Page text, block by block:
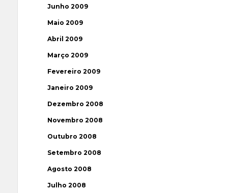
Junho 2009
Maio 2009
Abril 2009
Março 2009
Fevereiro 2009
Janeiro 2009
Dezembro 2008
Novembro 2008
Outubro 2008
Setembro 2008
Agosto 2008
Julho 2008